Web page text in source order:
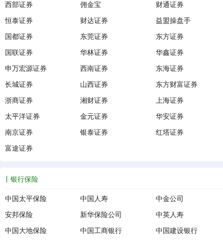
西部证券
佣金宝
财通证券
恒泰证券
财达证券
益盟操盘手
国都证券
东莞证券
东方证券
国联证券
华林证券
华鑫证券
申万宏源证券
西南证券
东海证券
长城证券
山西证券
东方财富证券
浙商证券
湘财证券
上海证券
太平洋证券
金元证券
华安证券
南京证券
银泰证券
红塔证券
富途证券
银行保险
中国太平保险 中国人寿
中金公司
安邦保险
新华保险公司
中英人寿
中国大地保险
中国工商银行
中国建设银行